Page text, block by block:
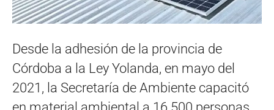
Desde la adhesión de la provincia de
Córdoba a la Ley Yolanda, en mayo del
2021, la Secretaría de Ambiente capacitó